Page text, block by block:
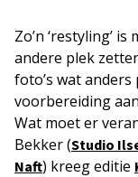
Zo’n ‘restyling’
andere plek
foto’s wat
voorbereiding
Wat moet er
Bekker (Studio
Naft) kreeg editie